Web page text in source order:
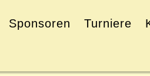
Sponsoren Turniere